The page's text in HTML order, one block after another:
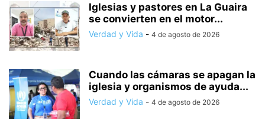
Iglesias y pastores en La Guaira
se convierten en el motor...
Verdad y Vida - 4 de agosto de 2026
Cuando las cámaras se apagan la
iglesia y organismos de ayuda...
Verdad y Vida - 4 de agosto de 2026